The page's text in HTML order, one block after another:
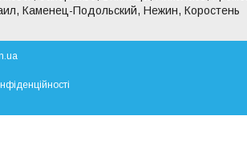
Каменец-Подольский, Нежин, Коростень